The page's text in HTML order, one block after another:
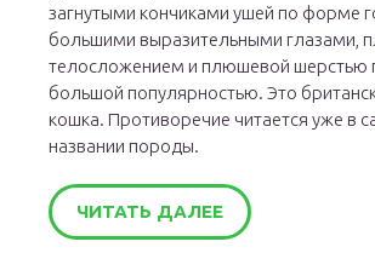
загнутыми кончиками ушей по форме
большими выразительными глазами,
телосложением и плюшевой шерстью
большой популярностью. Это
кошка. Противоречие читается уже в
названии породы.
ЧИТАТЬ ДАЛЕЕ